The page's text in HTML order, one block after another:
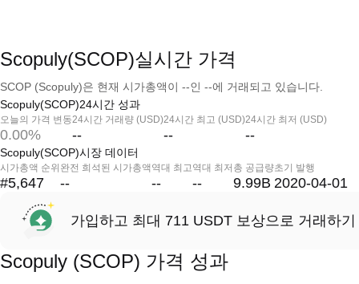
Scopuly(SCOP)실시간 가격
SCOP (Scopuly)은 현재 시가총액이 --인 --에 거래되고 있습니다.
Scopuly(SCOP)24시간 성과
오늘의 가격 변동
0.00%
24시간 거래량 (USD)
--
24시간 최고 (USD)
--
24시간 최저 (USD)
--
Scopuly(SCOP)시장 데이터
시가총액 순위
#5,647
완전 희석된 시가총액
--
역대 최고
--
역대 최저
--
총 공급량
9.99B
초기 발행
2020-04-01
가입하고 최대 711 USDT 보상으로 거래하기
Scopuly (SCOP) 가격 성과